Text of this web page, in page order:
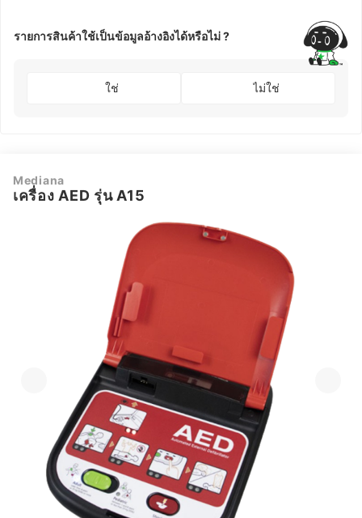
รายการสินค้าใช้เป็นข้อมูลอ้างอิงได้หรือไม่ ?
ใช่ ไม่ใช่
Mediana
เครื่อง AED รุ่น A15